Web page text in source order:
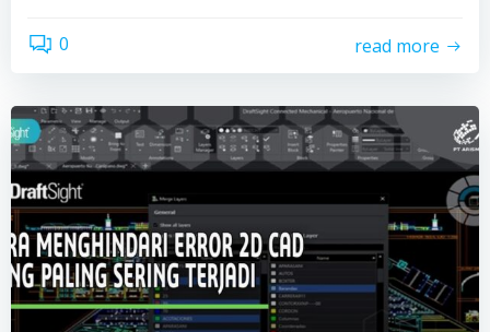
0 read more